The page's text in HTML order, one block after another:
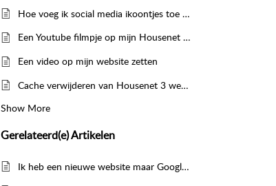
Hoe voeg ik social media ikoontjes toe aan mijn website?
Een Youtube filmpje op mijn Housenet 3 website zetten
Een video op mijn website zetten
Cache verwijderen van Housenet 3 website
Show More
Gerelateerd(e)Artikelen
Ik heb een nieuwe website maar Google linkt naar de niet meer bestaande URL's van mijn oude website